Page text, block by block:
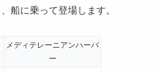
船に乗って登場します。
メディテレーニアンハーバ
ー